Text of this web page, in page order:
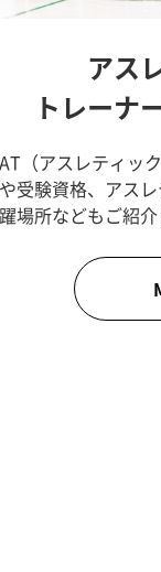
アス
トレーナ
AT（アスレティッ
や受験資格、アス
躍場所などもご紹介